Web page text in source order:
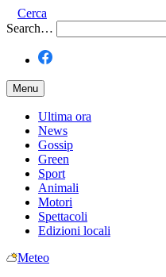
Cerca
Search…
Menu
Ultima ora
News
Gossip
Green
Sport
Animali
Motori
Spettacoli
Edizioni locali
Meteo